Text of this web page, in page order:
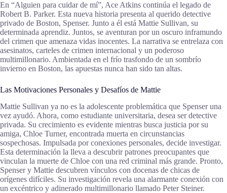
En “Alguien para cuidar de mí”, Ace Atkins continúa el legado de
Robert B. Parker. Esta nueva historia presenta al querido detective
privado de Boston, Spenser. Junto a él está Mattie Sullivan, su
determinada aprendiz. Juntos, se aventuran por un oscuro inframundo
del crimen que amenaza vidas inocentes. La narrativa se entrelaza con
asesinatos, carteles de crimen internacional y un poderoso
multimillonario. Ambientada en el frío trasfondo de un sombrío
invierno en Boston, las apuestas nunca han sido tan altas.
Las Motivaciones Personales y Desafíos de Mattie
Mattie Sullivan ya no es la adolescente problemática que Spenser una
vez ayudó. Ahora, como estudiante universitaria, desea ser detective
privada. Su crecimiento es evidente mientras busca justicia por su
amiga, Chloe Turner, encontrada muerta en circunstancias
sospechosas. Impulsada por conexiones personales, decide investigar.
Esta determinación la lleva a descubrir patrones preocupantes que
vinculan la muerte de Chloe con una red criminal más grande. Pronto,
Spenser y Mattie descubren vínculos con docenas de chicas de
orígenes difíciles. Su investigación revela una alarmante conexión con
un excéntrico y adinerado multimillonario llamado Peter Steiner.